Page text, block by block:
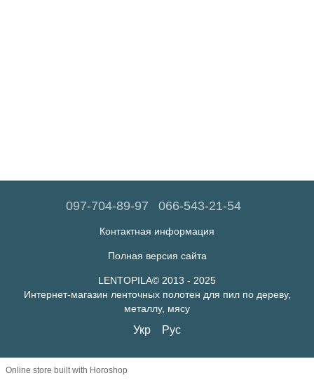
097-704-89-97 066-543-21-54
Контактная информация
Полная версия сайта
LENTOPILA© 2013 - 2025
Интернет-магазин ленточных полотен для пил по дереву,
металлу, мясу
Укр Рус
Online store built with Horoshop